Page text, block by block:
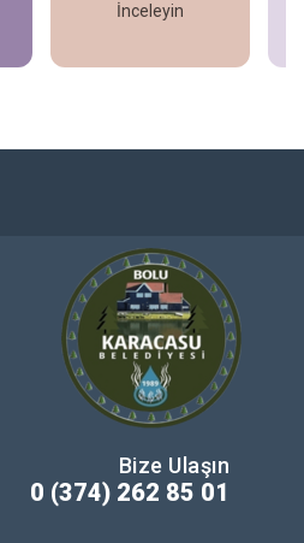
İnceleyin
İncele
Bize Ulaşın
0 (374) 262 85 01